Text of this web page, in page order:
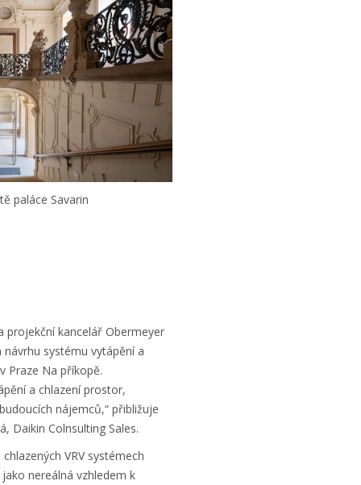
paláce Savarin
projekční kancelář Obermeyer
návrhu systému vytápění a
Praze Na příkopě.
a chlazení prostor,
nájemců,“ přibližuje
Daikin Colnsulting Sales.
VRV systémech
nereálná vzhledem k